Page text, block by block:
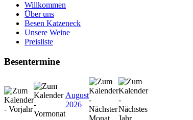
Willkommen
Über uns
Besen Katzeneck
Unsere Weine
Preisliste
Besentermine
August
2026